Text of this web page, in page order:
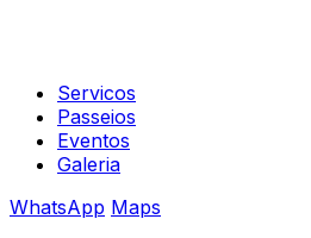
Servicos
Passeios
Eventos
Galeria
WhatsApp Maps